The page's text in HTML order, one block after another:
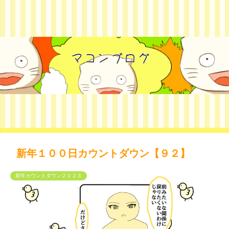
新年１００日カウントダウン【９２】
新年カウントダウン２０２３